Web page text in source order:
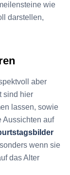
wie
darstellen,
aber
sind hier
lassen, sowie
Aussichten auf
wenn sie
das Alter